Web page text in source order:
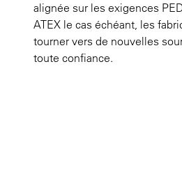
alignée sur les exigences
ATEX le cas échéant, les
tourner vers de nouvelles
toute confiance.